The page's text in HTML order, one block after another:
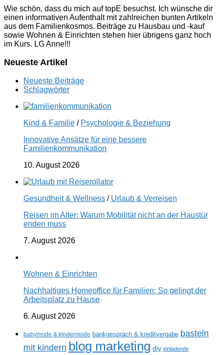
Wie schön, dass du mich auf topE besuchst. Ich wünsche dir
einen informativen Aufenthalt mit zahlreichen bunten Artikeln
aus dem Familienkosmos. Beiträge zu Hausbau und -kauf
sowie Wohnen & Einrichten stehen hier übrigens ganz hoch
im Kurs. LG Anne!!!
Neueste Artikel
Neueste Beiträge
Schlagwörter
Kind & Familie / Psychologie & Beziehung
Innovative Ansätze für eine bessere
Familienkommunikation
10. August 2026
Gesundheit & Wellness / Urlaub & Verreisen
Reisen im Alter: Warum Mobilität nicht an der Haustür
enden muss
7. August 2026
Wohnen & Einrichten
Nachhaltiges Homeoffice für Familien: So gelingt der
Arbeitsplatz zu Hause
6. August 2026
babymode & kindermode bankgespräch & kreditvergabe basteln
mit kindern blog marketing diy einladende